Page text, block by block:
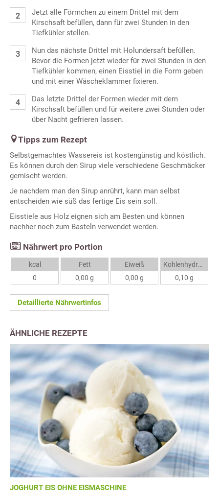
Jetzt alle Förmchen zu einem Drittel mit dem
Kirschsaft befüllen, dann für zwei Stunden in den
Tiefkühler stellen.
Nun das nächste Drittel mit Holundersaft befüllen.
Bevor die Formen jetzt wieder für zwei Stunden in den
Tiefkühler kommen, einen Eisstiel in die Form geben
und mit einer Wäscheklammer fixieren.
Das letzte Drittel der Formen wieder mit dem
Kirschsaft befüllen und für weitere zwei Stunden oder
über Nacht gefrieren lassen.
Tipps zum Rezept
Selbstgemachtes Wassereis ist kostengünstig und köstlich.
Es können durch den Sirup viele verschiedene Geschmäcker
gemischt werden.
Je nachdem man den Sirup anrührt, kann man selbst
entscheiden wie süß das fertige Eis sein soll.
Eisstiele aus Holz eignen sich am Besten und können
nachher noch zum Basteln verwendet werden.
Nährwert pro Portion
kcal
0
Fett
0,00 g
Eiweiß
0,00 g
Kohlenhydrate
0,10 g
Detaillierte Nährwertinfos
ÄHNLICHE REZEPTE
JOGHURT EIS OHNE EISMASCHINE